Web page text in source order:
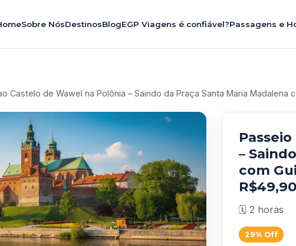
Sobre NósDestinosBlogEGP Viagens é confiável?Passagens e
Castelo de Wawel na Polônia – Saindo da Praça Santa Maria
–
com
R$49,90
🗓️ 2 horas
29% Off